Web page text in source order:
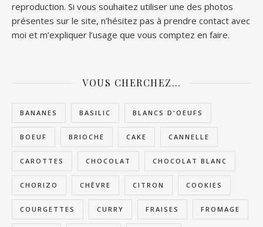
reproduction. Si vous souhaitez utiliser une des photos
présentes sur le site, n’hésitez pas à prendre contact avec
moi et m’expliquer l’usage que vous comptez en faire.
VOUS CHERCHEZ…
BANANES BASILIC BLANCS D'OEUFS
BOEUF BRIOCHE CAKE CANNELLE
CAROTTES CHOCOLAT CHOCOLAT BLANC
CHORIZO CHÈVRE CITRON COOKIES
COURGETTES CURRY FRAISES FROMAGE